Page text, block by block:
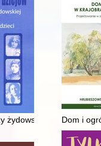
żydowskiej w świetle
Dom i